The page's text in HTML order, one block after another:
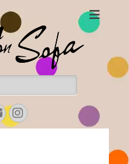
Frollein von Sofa
Instagram